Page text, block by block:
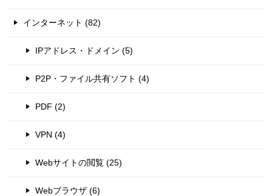
インターネット (82)
IPアドレス・ドメイン (5)
P2P・ファイル共有ソフト (4)
PDF (2)
VPN (4)
Webサイトの閲覧 (25)
Webブラウザ (6)